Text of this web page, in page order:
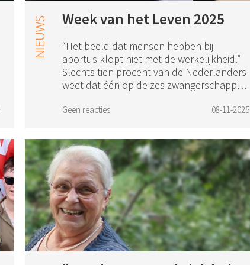
Week van het Leven 2025
“Het beeld dat mensen hebben bij
abortus klopt niet met de werkelijkheid.”
Slechts tien procent van de Nederlanders
weet dat één op de zes zwangerschappen
Negent...
Geen reacties 08-11-2025